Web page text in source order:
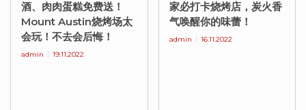
酒、肉肉蛋糕免费送！
Mount Austin烧烤场太
会玩！不去会后悔！
admin 19.11.2022
家必打卡烧烤店，炭火香
气唤醒你的味蕾！
admin 16.11.2022